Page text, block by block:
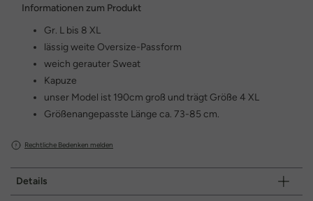
Informationen zum Produkt
Gr. L bis 8 XL
lässig weite Oversize-Passform
weich gerauter Sweat
Kapuze
unser Model ist 190cm groß und trägt Größe 4 XL
Größenangepasste Länge ca. 73-85 cm.
Rechtliche Bedenken melden
Details